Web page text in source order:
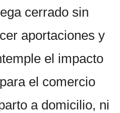
cerrado sin
aportaciones y
el impacto
el comercio
a domicilio, ni